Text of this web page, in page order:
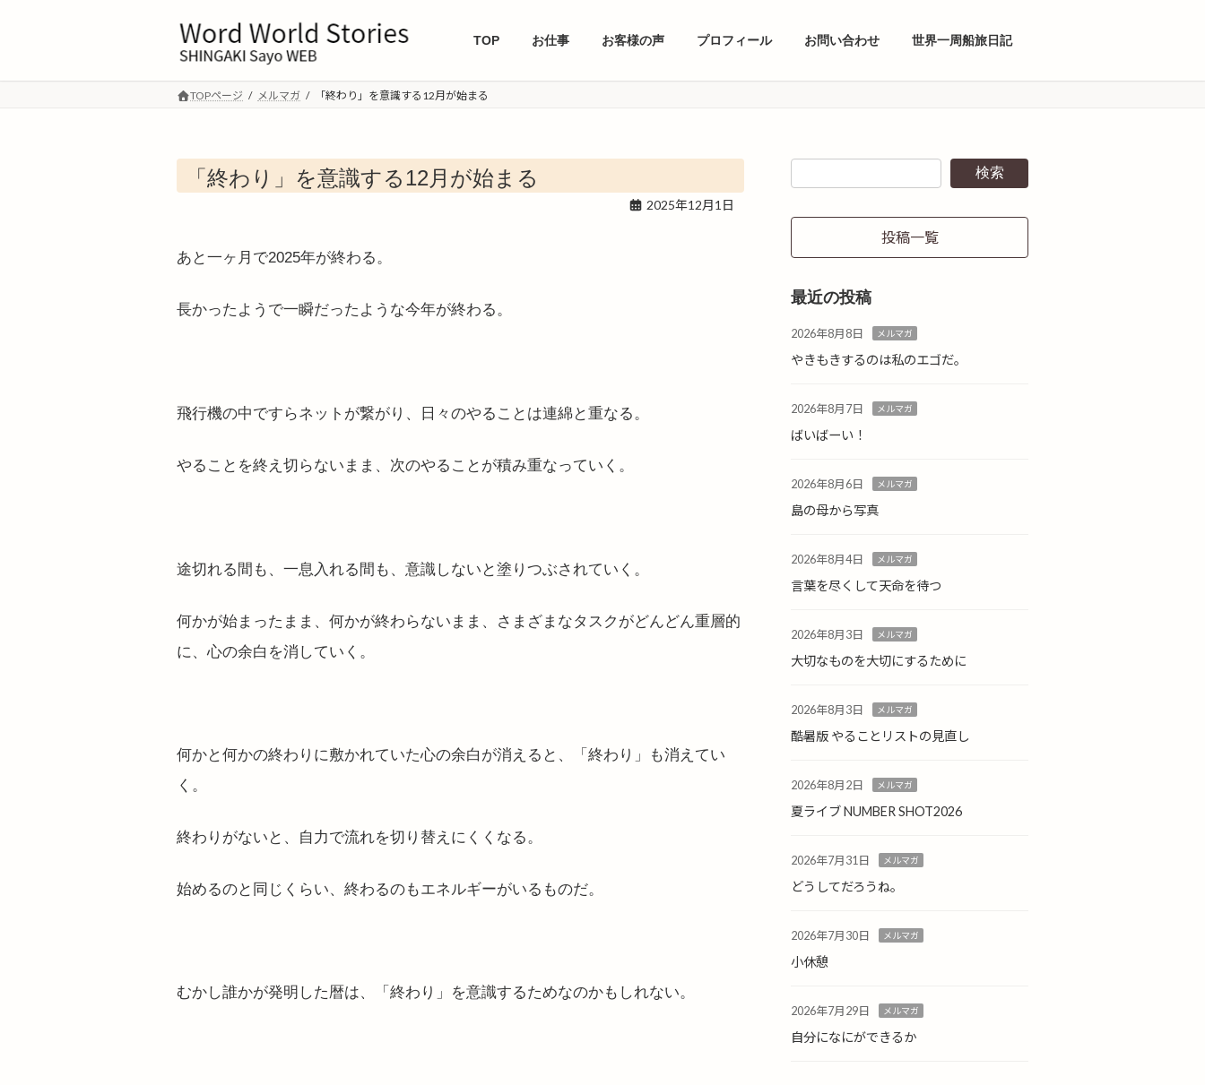
TOP お仕事 お客様の声 プロフィール お問い合わせ 世界一周船旅日記
TOPページ メルマガ 「終わり」を意識する12月が始まる
「終わり」を意識する12月が始まる
2025年12月1日
あと一ヶ月で2025年が終わる。
長かったようで一瞬だったような今年が終わる。
飛行機の中ですらネットが繋がり、日々のやることは連綿と重なる。
やることを終え切らないまま、次のやることが積み重なっていく。
途切れる間も、一息入れる間も、意識しないと塗りつぶされていく。
何かが始まったまま、何かが終わらないまま、さまざまなタスクがどんどん重層的
に、心の余白を消していく。
何かと何かの終わりに敷かれていた心の余白が消えると、「終わり」も消えてい
く。
終わりがないと、自力で流れを切り替えにくくなる。
始めるのと同じくらい、終わるのもエネルギーがいるものだ。
むかし誰かが発明した暦は、「終わり」を意識するためなのかもしれない。
検索
投稿一覧
最近の投稿
2026年8月8日 メルマガ
やきもきするのは私のエゴだ。
2026年8月7日 メルマガ
ばいばーい！
2026年8月6日 メルマガ
島の母から写真
2026年8月4日 メルマガ
言葉を尽くして天命を待つ
2026年8月3日 メルマガ
大切なものを大切にするために
2026年8月3日 メルマガ
酷暑版 やることリストの見直し
2026年8月2日 メルマガ
夏ライブ NUMBER SHOT2026
2026年7月31日 メルマガ
どうしてだろうね。
2026年7月30日 メルマガ
小休憩
2026年7月29日 メルマガ
自分になにができるか